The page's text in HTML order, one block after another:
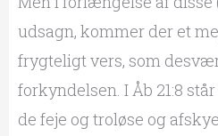
udsagn, kommer der et
frygteligt vers, som
forkyndelsen. I Åb 21:8
de feje og troløse og